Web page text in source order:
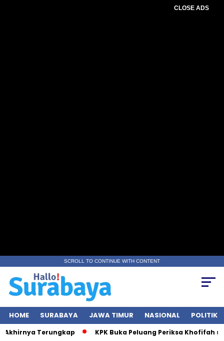
CLOSE ADS
SCROLL TO CONTINUE WITH CONTENT
HOME SURABAYA JAWA TIMUR NASIONAL POLITIK
Terungkap KPK Buka Peluang Periksa Khofifah soal